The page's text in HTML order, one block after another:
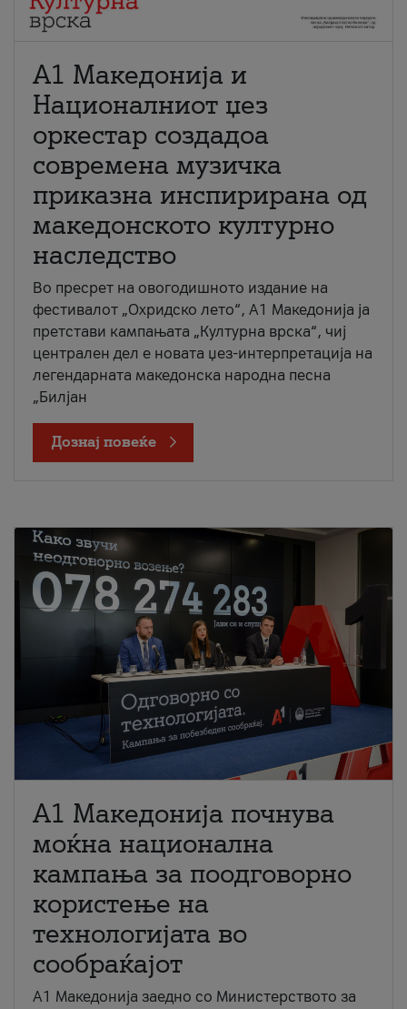
А1 Македонија и
Националниот џез
оркестар создадоа
современа музичка
приказна инспирирана од
македонското културно
наследство
Во пресрет на овогодишното издание на
фестивалот „Охридско лето“, А1 Македонија ја
претстави кампањата „Културна врска“, чиј
централен дел е новата џез-интерпретација на
легендарната македонска народна песна
„Билјан
Дознај повеќе
A1 Македонија почнува
моќна национална
кампања за поодговорно
користење на
технологијата во
сообраќајот
A1 Македонија заедно со Министерството за